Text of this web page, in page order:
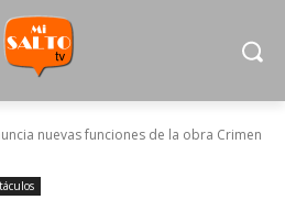
nuevas funciones de la obra Crimen